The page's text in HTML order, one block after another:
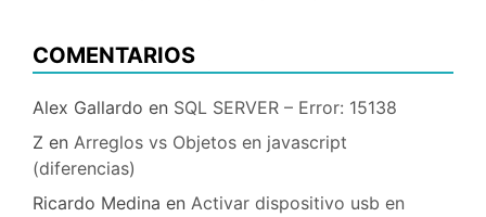
COMENTARIOS
Alex Gallardo en SQL SERVER – Error: 15138
Z en Arreglos vs Objetos en javascript
(diferencias)
Ricardo Medina en Activar dispositivo usb en